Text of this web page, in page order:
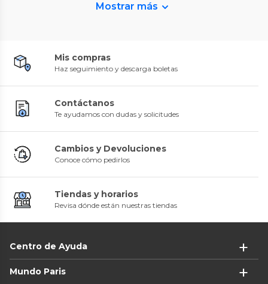
Mostrar más
Mis compras
Haz seguimiento y descarga boletas
Contáctanos
Te ayudamos con dudas y solicitudes
Cambios y Devoluciones
Conoce cómo pedirlos
Tiendas y horarios
Revisa dónde están nuestras tiendas
Centro de Ayuda
Mundo Paris